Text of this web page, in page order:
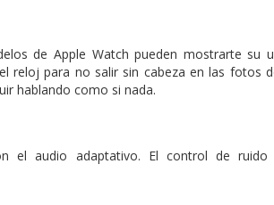
de Apple Watch pueden mostrarte su
reloj para no salir sin cabeza en las fotos
hablando como si nada.
el audio adaptativo. El control de ruido